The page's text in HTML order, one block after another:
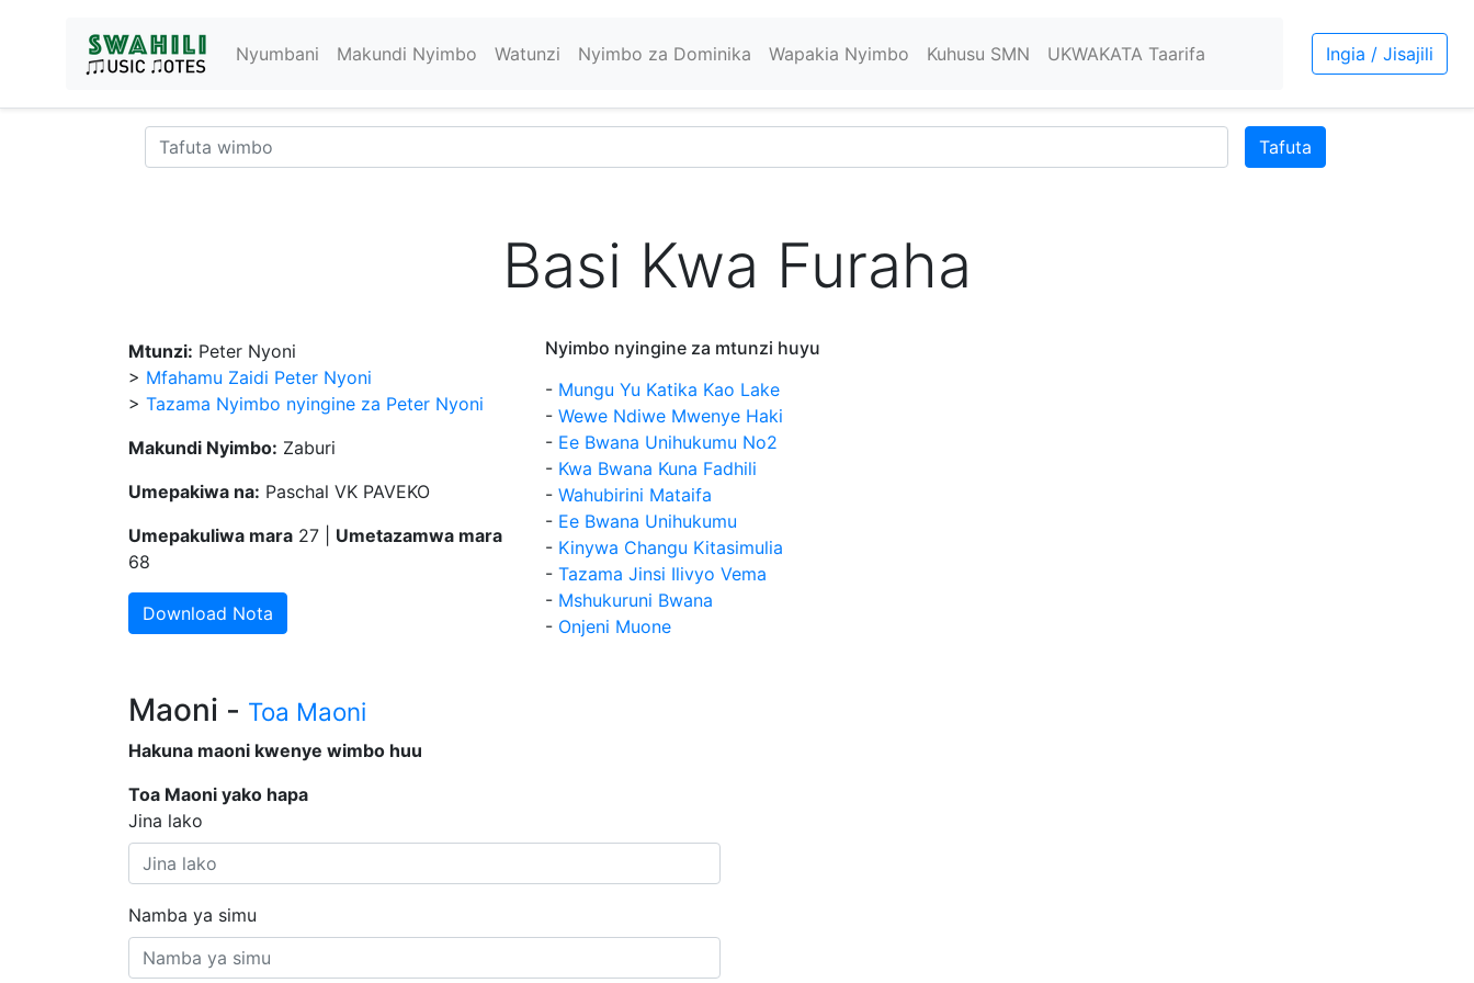
Nyumbani Makundi Nyimbo Watunzi Nyimbo za Dominika Wapakia Nyimbo Kuhusu SMN UKWAKATA Taarifa Ingia / Jisajili
Tafuta
Basi Kwa Furaha
Mtunzi: Peter Nyoni
> Mfahamu Zaidi Peter Nyoni
> Tazama Nyimbo nyingine za Peter Nyoni
Makundi Nyimbo: Zaburi
Umepakiwa na: Paschal VK PAVEKO
Umepakuliwa mara 27 | Umetazamwa mara
68
Download Nota
Nyimbo nyingine za mtunzi huyu
- Mungu Yu Katika Kao Lake
- Wewe Ndiwe Mwenye Haki
- Ee Bwana Unihukumu No2
- Kwa Bwana Kuna Fadhili
- Wahubirini Mataifa
- Ee Bwana Unihukumu
- Kinywa Changu Kitasimulia
- Tazama Jinsi Ilivyo Vema
- Mshukuruni Bwana
- Onjeni Muone
Maoni - Toa Maoni
Hakuna maoni kwenye wimbo huu
Toa Maoni yako hapa
Jina lako
Namba ya simu